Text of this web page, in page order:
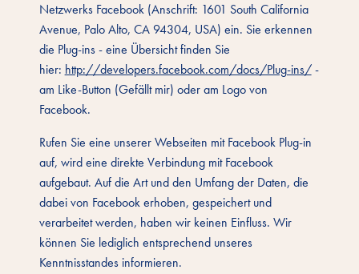
Netzwerks Facebook (Anschrift: 1601 South California
Avenue, Palo Alto, CA 94304, USA) ein. Sie erkennen
die Plug-ins - eine Übersicht finden Sie
hier: http://developers.facebook.com/docs/Plug-ins/-
am Like-Button (Gefällt mir) oder am Logo von
Facebook.
Rufen Sie eine unserer Webseiten mit Facebook Plug-in
auf, wird eine direkte Verbindung mit Facebook
aufgebaut. Auf die Art und den Umfang der Daten, die
dabei von Facebook erhoben, gespeichert und
verarbeitet werden, haben wir keinen Einfluss. Wir
können Sie lediglich entsprechend unseres
Kenntnisstandes informieren.